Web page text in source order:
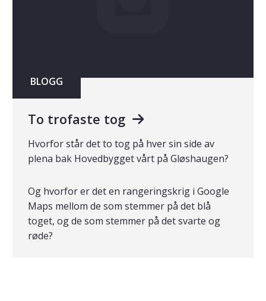
BLOGG
To trofaste tog
Hvorfor står det to tog på hver sin side av
plena bak Hovedbygget vårt på Gløshaugen?
Og hvorfor er det en rangeringskrig i Google
Maps mellom de som stemmer på det blå
toget, og de som stemmer på det svarte og
røde?